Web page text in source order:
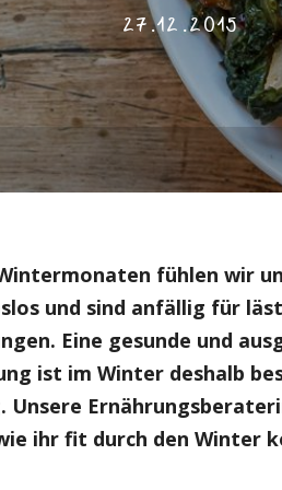
27.12.2015
fühlen wir
und sind anfällig für
Eine gesunde und
ist im Winter deshalb
Unsere
ihr fit durch den Winter